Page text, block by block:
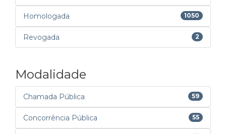
Homologada 1050
Revogada 2
Modalidade
Chamada Pública 59
Concorrência Pública 55